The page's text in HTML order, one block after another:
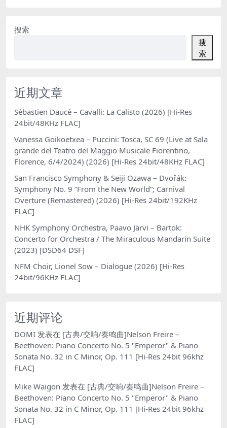
搜索
搜
索
近期文章
Sébastien Daucé – Cavalli: La Calisto (2026) [Hi-Res
24bit/48KHz FLAC]
Vanessa Goikoetxea – Puccini: Tosca, SC 69 (Live at Sala
grande del Teatro del Maggio Musicale Fiorentino,
Florence, 6/4/2024) (2026) [Hi-Res 24bit/48KHz FLAC]
San Francisco Symphony & Seiji Ozawa – Dvořák:
Symphony No. 9 “From the New World”; Carnival
Overture (Remastered) (2026) [Hi-Res 24bit/192KHz
FLAC]
NHK Symphony Orchestra, Paavo Järvi – Bartok:
Concerto for Orchestra / The Miraculous Mandarin Suite
(2023) [DSD64 DSF]
NFM Choir, Lionel Sow – Dialogue (2026) [Hi-Res
24bit/96KHz FLAC]
近期评论
DOMI 发表在 [古典/交响/奏鸣曲]Nelson Freire –
Beethoven: Piano Concerto No. 5 "Emperor" & Piano
Sonata No. 32 in C Minor, Op. 111 [Hi-Res 24bit 96khz
FLAC]
Mike Waigon 发表在 [古典/交响/奏鸣曲]Nelson Freire –
Beethoven: Piano Concerto No. 5 "Emperor" & Piano
Sonata No. 32 in C Minor, Op. 111 [Hi-Res 24bit 96khz
FLAC]